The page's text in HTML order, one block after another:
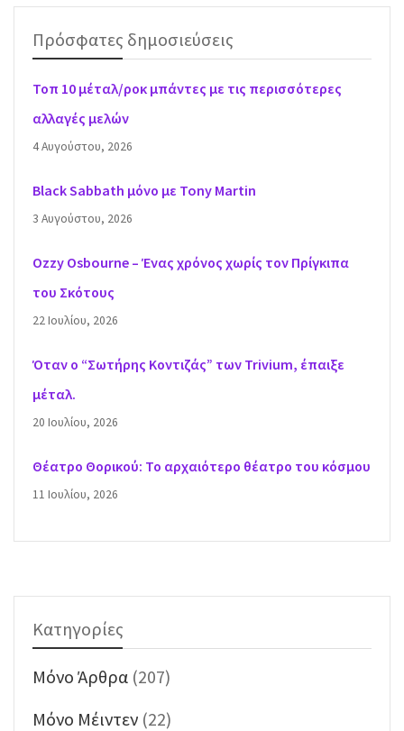
Πρόσφατες δημοσιεύσεις
Τοπ 10 μέταλ/ροκ μπάντες με τις περισσότερες
αλλαγές μελών
4 Αυγούστου, 2026
Black Sabbath μόνο με Tony Martin
3 Αυγούστου, 2026
Ozzy Osbourne – Ένας χρόνος χωρίς τον Πρίγκιπα
του Σκότους
22 Ιουλίου, 2026
Όταν ο “Σωτήρης Κοντιζάς” των Trivium, έπαιξε
μέταλ.
20 Ιουλίου, 2026
Θέατρο Θορικού: Το αρχαιότερο θέατρο του κόσμου
11 Ιουλίου, 2026
Κατηγορίες
Mόνο Άρθρα (207)
Mόνο Μέιντεν (22)